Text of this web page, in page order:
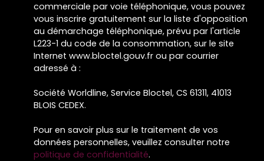
commerciale par voie téléphonique, vous pouvez
vous inscrire gratuitement sur la liste d'opposition
au démarchage téléphonique, prévu par l'article
L223-1 du code de la consommation, sur le site
Internet www.bloctel.gouv.fr ou par courrier
adressé à :
Société Worldline, Service Bloctel, CS 61311, 41013
BLOIS CEDEX.
Pour en savoir plus sur le traitement de vos
données personnelles, veuillez consulter notre
politique de confidentialité.